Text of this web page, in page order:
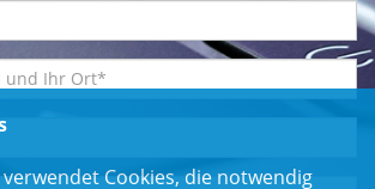
Cookies, die notwendig